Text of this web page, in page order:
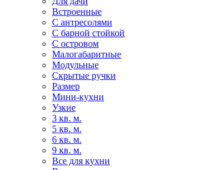
Встроенные
С антресолями
С барной стойкой
С островом
Малогабаритные
Модульные
Скрытые ручки
Размер
Мини-кухни
Узкие
3 кв. м.
5 кв. м.
6 кв. м.
9 кв. м.
Все для кухни